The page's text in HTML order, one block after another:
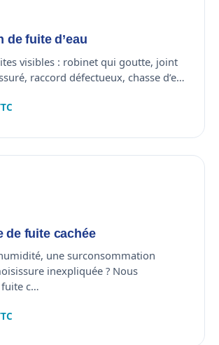
de fuite d’eau
visibles : robinet qui goutte, joint
raccord défectueux, chasse d’e…
de fuite cachée
une surconsommation
inexpliquée ? Nous
fuite c…